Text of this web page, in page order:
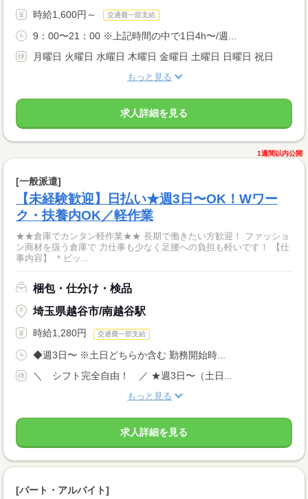
時給1,600円～ 交通費一部支給
9：00〜21：00 ※上記時間の中で1日4h〜/週...
月曜日 火曜日 水曜日 木曜日 金曜日 土曜日 日曜日 祝日
もっと見る
求人詳細を見る
1週間以内公開
[一般派遣]
【未経験歓迎】日払い★週3日〜OK！Wワー
ク・扶養内OK／軽作業
★★倉庫でカンタン軽作業★★ 長期で働きたい方歓迎！ ファッショ
ン商材を扱う倉庫で 力仕事も少なく足腰への負担も軽いです！ 【仕
事内容】 ＊ピッ...
梱包・仕分け・検品
埼玉県越谷市/南越谷駅
時給1,280円 交通費一部支給
◆週3日〜 ※土日どちらか含む 勤務開始時...
＼ シフト完全自由！ ／ ★週3日〜（土日...
もっと見る
求人詳細を見る
[パート・アルバイト]